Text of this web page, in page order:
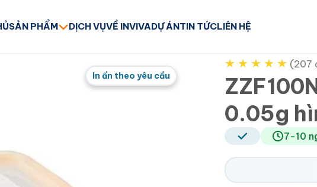
SẢN PHẨM DỊCH VỤVỀ INVIVADỰ ÁNTIN TỨCLIÊN HỆ
In ấn theo yêu cầu
★ ★ ★ ★ ★ (207
0.05g
7-10